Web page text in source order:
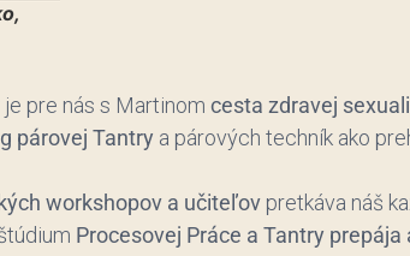
pre nás s Martinom cesta zdravej
párovej Tantry a párových techník ako
workshopov a učiteľov pretkáva náš
Procesovej Práce a Tantry